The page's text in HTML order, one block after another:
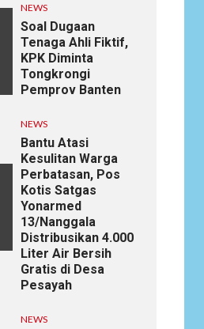
NEWS
Soal Dugaan
Tenaga Ahli Fiktif,
KPK Diminta
Tongkrongi
Pemprov Banten
NEWS
Bantu Atasi
Kesulitan Warga
Perbatasan, Pos
Kotis Satgas
Yonarmed
13/Nanggala
Distribusikan 4.000
Liter Air Bersih
Gratis di Desa
Pesayah
NEWS